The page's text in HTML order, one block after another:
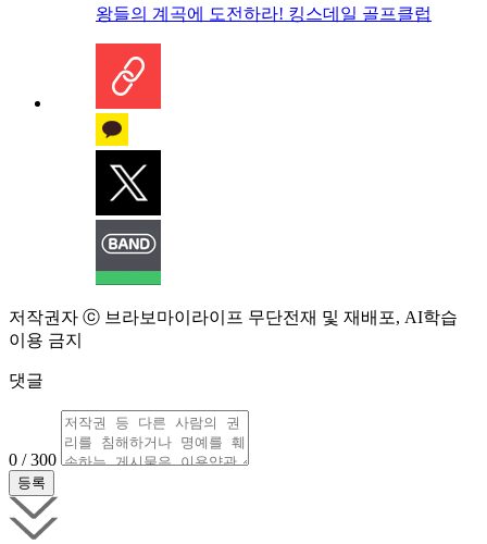
왕들의 계곡에 도전하라! 킹스데일 골프클럽
저작권자 ⓒ 브라보마이라이프 무단전재 및 재배포, AI학습
이용 금지
댓글
0 / 300